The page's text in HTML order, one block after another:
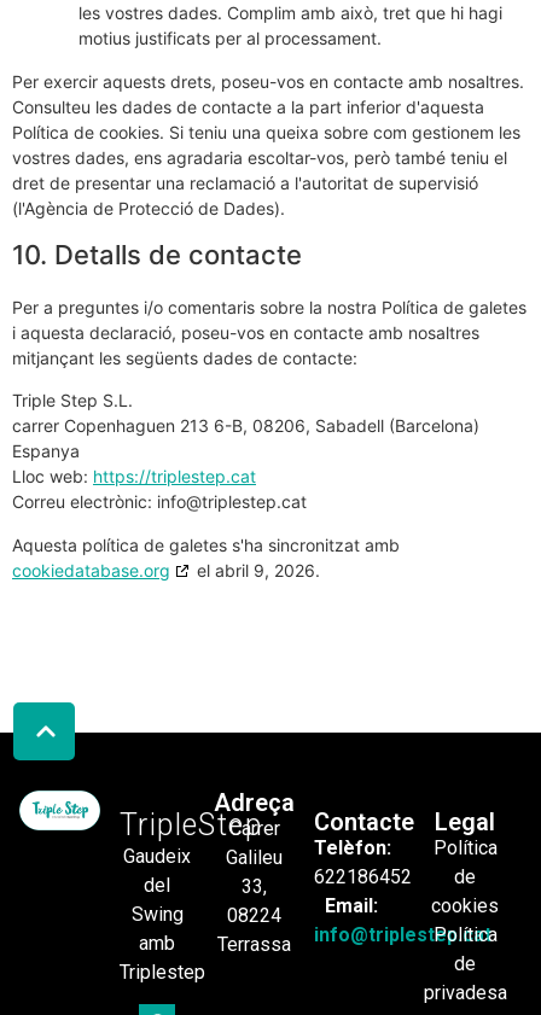
les vostres dades. Complim amb això, tret que hi hagi
motius justificats per al processament.
Per exercir aquests drets, poseu-vos en contacte amb nosaltres.
Consulteu les dades de contacte a la part inferior d'aquesta
Política de cookies. Si teniu una queixa sobre com gestionem les
vostres dades, ens agradaria escoltar-vos, però també teniu el
dret de presentar una reclamació a l'autoritat de supervisió
(l'Agència de Protecció de Dades).
10. Detalls de contacte
Per a preguntes i/o comentaris sobre la nostra Política de galetes
i aquesta declaració, poseu-vos en contacte amb nosaltres
mitjançant les següents dades de contacte:
Triple Step S.L.
carrer Copenhaguen 213 6-B, 08206, Sabadell (Barcelona)
Espanya
Lloc web: https://triplestep.cat
Correu electrònic: info@triplestep.cat
Aquesta política de galetes s'ha sincronitzat amb
cookiedatabase.org
el abril 9, 2026.
TripleStep
Gaudeix
del
Swing
amb
Triplestep
Adreça
Carrer
Galileu
33,
08224
Terrassa
Contacte
Telèfon:
622186452
Email:
info@triplestep.cat
Legal
Política
de
cookies
Política
de
privadesa